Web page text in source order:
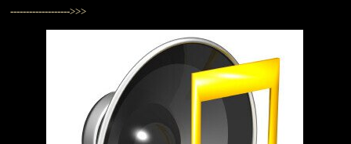
------------------->>>